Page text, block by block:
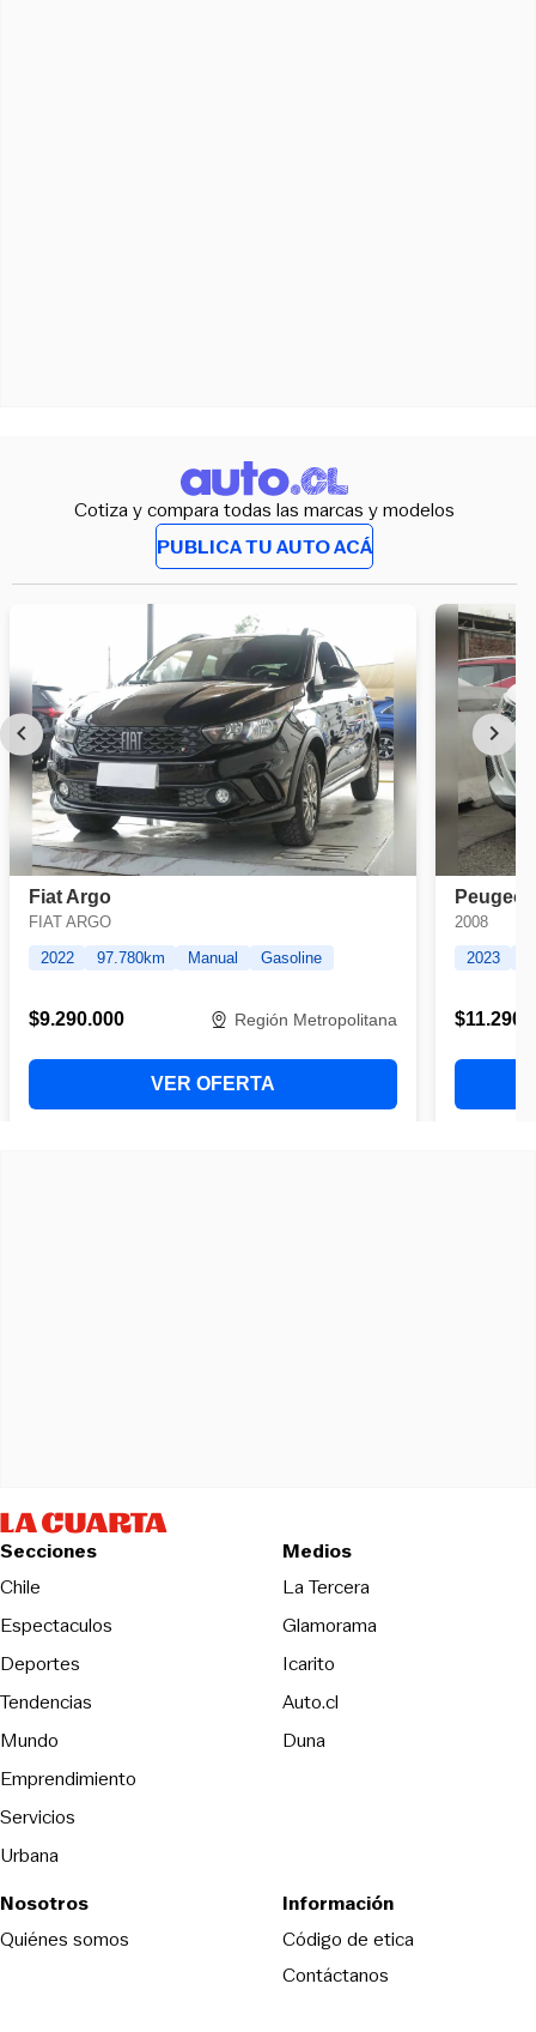
Cotiza y compara todas las marcas y modelos
PUBLICA TU AUTO ACÁ
Secciones
Chile
Espectaculos
Deportes
Tendencias
Mundo
Emprendimiento
Servicios
Urbana
Medios
La TerceraOpens in new
Glamorama
Icarito
Auto.cl
DunaOpens in new window
Nosotros
Quiénes somos
Información
Código de eticaOpens in new
Contáctanos